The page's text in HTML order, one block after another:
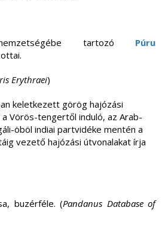
tartozó Púru
Erythraei)
keletkezett görög hajózási
Vörös-tengertől induló, az Arab-
öböl indiai partvidéke mentén a
vezető hajózási útvonalakat írja
buzérféle. (Pandanus Database of